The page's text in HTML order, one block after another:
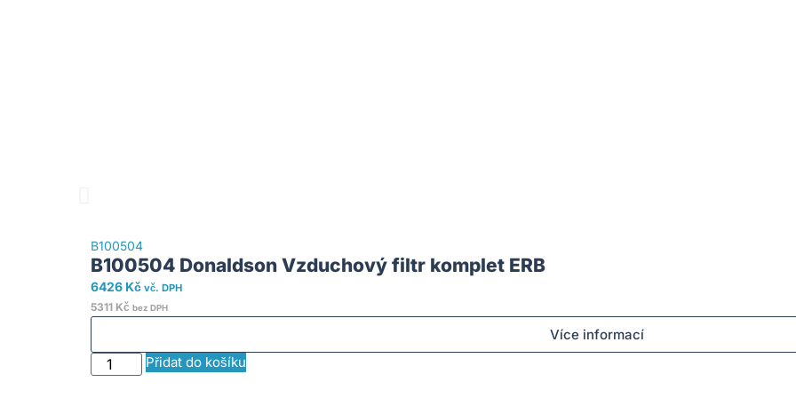
B100504
B100504 Donaldson Vzduchový filtr komplet ERB
6426 Kč vč. DPH
5311 Kč bez DPH
Více informací
Přidat do košíku